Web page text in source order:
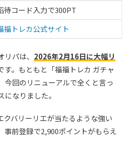
待コード入力で300PT
トレカ公式サイト
パは、 2026年2月16日に大幅リ
す。もともと「福福トレカ ガチャ
今回のリニューアルで全くと言っ
なりました。
クバリーリエが当たるような強い
事前登録で2,900ポイントがもらえ